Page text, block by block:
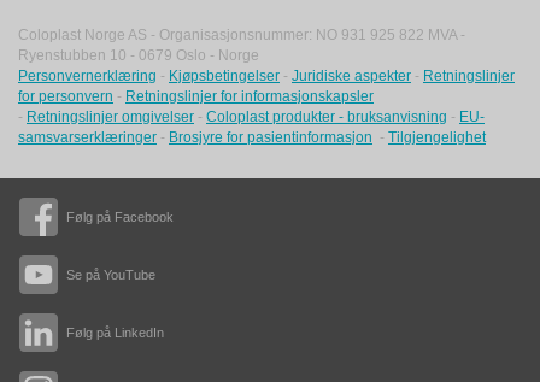
Følg på Facebook
Se på YouTube
Følg på LinkedIn
Coloplast Norge AS - Organisasjonsnummer: NO 931 925 822 MVA -
Ryenstubben 10 - 0679 Oslo - Norge
Personvernerklæring - Kjøpsbetingelser - Juridiske aspekter - Retningslinjer
for personvern - Retningslinjer for informasjonskapsler
- Retningslinjer omgivelser - Coloplast produkter - bruksanvisning - EU-
samsvarserklæringer - Brosjyre for pasientinformasjon - Tilgjengelighet